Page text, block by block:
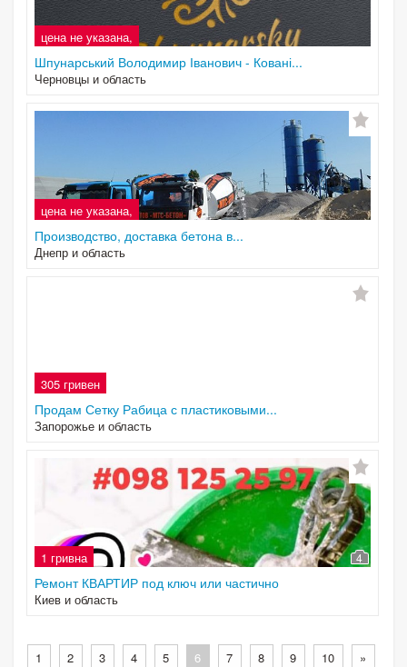
цена не указана,
Шпунарський Володимир Іванович - Ковані...
Черновцы и область
цена не указана,
Производство, доставка бетона в...
Днепр и область
305 гривен
Продам Сетку Рабица с пластиковыми...
Запорожье и область
1 гривна 4
Ремонт КВАРТИР под ключ или частично
Киев и область
1 2 3 4 5 6 7 8 9 10 »